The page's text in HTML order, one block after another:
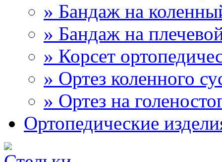
» Бандаж на
» Бандаж на
» Корсет
» Ортез коленного
» Ортез на
Ортопедические